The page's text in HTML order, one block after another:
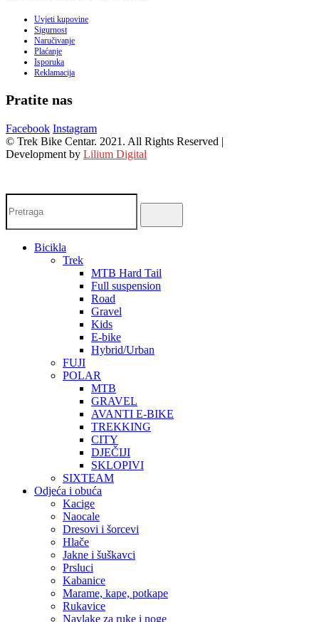
Uvjeti kupovine
Sigurnost
Naručivanje
Plaćanje
Isporuka
Reklamacija
Pratite nas
Facebook Instagram
© Trek Bike Centar. 2021. All Rights Reserved |
Development by Lilium Digital
Bicikla
Trek
MTB Hard Tail
Full suspension
Road
Gravel
Kids
E-bike
Hybrid/Urban
FUJI
POLAR
MTB
GRAVEL
AVANTI E-BIKE
TREKKING
CITY
DJEČIJI
SKLOPIVI
SIXTEAM
Odjeća i obuća
Kacige
Naocale
Dresovi i šorcevi
Hlače
Jakne i šuškavci
Prsluci
Kabanice
Marame, kape, potkape
Rukavice
Navlake za ruke i noge